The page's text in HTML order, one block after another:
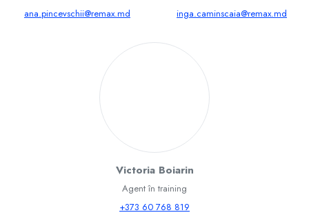
ana.pincevschii@remax.md
inga.caminscaia@remax.md
Victoria Boiarin
Agent în training
+373 60 768 819